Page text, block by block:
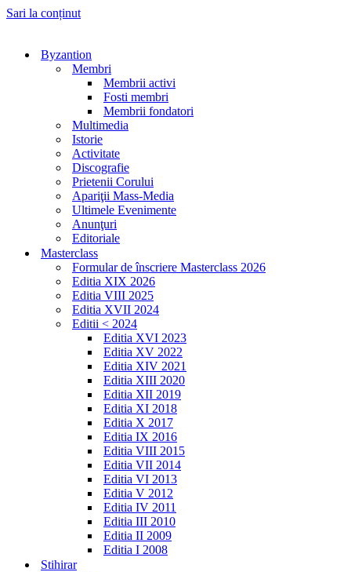
Sari la conținut
Byzantion
Membri
Membrii activi
Fosti membri
Membrii fondatori
Multimedia
Istorie
Activitate
Discografie
Prietenii Corului
Apariţii Mass-Media
Ultimele Evenimente
Anunţuri
Editoriale
Masterclass
Formular de înscriere Masterclass 2026
Editia XIX 2026
Editia VIII 2025
Editia XVII 2024
Editii < 2024
Editia XVI 2023
Editia XV 2022
Editia XIV 2021
Editia XIII 2020
Editia XII 2019
Editia XI 2018
Editia X 2017
Editia IX 2016
Editia VIII 2015
Editia VII 2014
Editia VI 2013
Editia V 2012
Editia IV 2011
Editia III 2010
Editia II 2009
Editia I 2008
Stihirar